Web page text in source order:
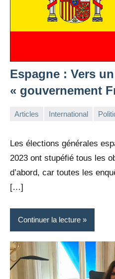
Espagne : Vers
« gouvernement
Articles International
Les élections générales
2023 ont stupéfié tous les
d’abord, car toutes les
[…]
Continuer la lecture